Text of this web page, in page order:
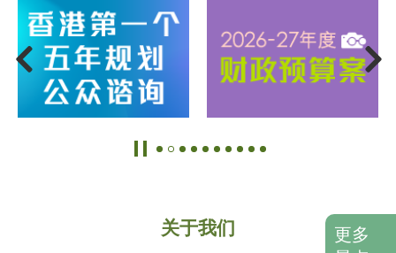
关于我们
更多